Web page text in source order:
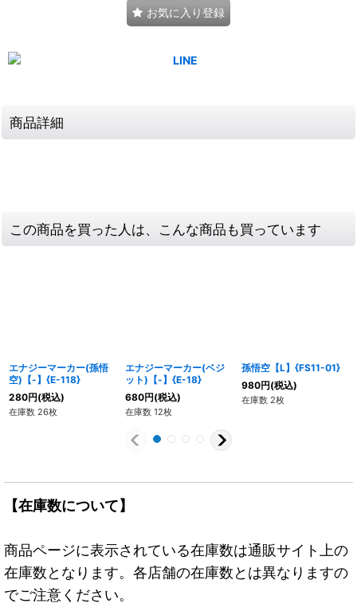
お気に入り登録
商品詳細
この商品を買った人は、こんな商品も買っています
エナジーマーカー(孫悟
空)【-】{E-118}
280円(税込)
在庫数 26枚
エナジーマーカー(ベジ
ット)【-】{E-18}
680円(税込)
在庫数 12枚
孫悟空【L】{FS11-01}
980円(税込)
在庫数 2枚
【在庫数について】
商品ページに表示されている在庫数は通販サイト上の
在庫数となります。各店舗の在庫数とは異なりますの
でご注意ください。